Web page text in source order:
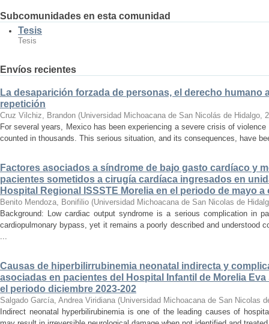
Subcomunidades en esta comunidad
Tesis
Tesis
Envíos recientes
La desaparición forzada de personas, el derecho humano
repetición
Cruz Vilchiz, Brandon (Universidad Michoacana de San Nicolás de Hidalgo,
For several years, Mexico has been experiencing a severe crisis of
counted in thousands. This serious situation, and its consequences, have
Factores asociados a síndrome de bajo gasto cardíaco y
pacientes sometidos a cirugía cardíaca ingresados en
Hospital Regional ISSSTE Morelia en el periodo de mayo a
Benito Mendoza, Bonifilio (Universidad Michoacana de San Nicolas de
Background: Low cardiac output syndrome is a serious complication in
cardiopulmonary bypass, yet it remains a poorly described and understood
...
Causas de hiperbilirrubinemia neonatal indirecta y
asociadas en pacientes del Hospital Infantil de Morelia
el periodo diciembre 2023-202
Salgado García, Andrea Viridiana (Universidad Michoacana de San Nicolas
Indirect neonatal hyperbilirubinemia is one of the leading causes of